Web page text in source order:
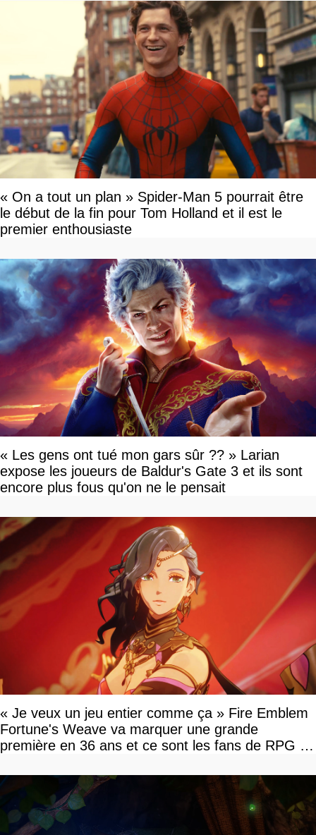
« On a tout un plan » Spider-Man 5 pourrait être
le début de la fin pour Tom Holland et il est le
premier enthousiaste
« Les gens ont tué mon gars sûr ?? » Larian
expose les joueurs de Baldur's Gate 3 et ils sont
encore plus fous qu'on ne le pensait
« Je veux un jeu entier comme ça » Fire Emblem
Fortune's Weave va marquer une grande
première en 36 ans et ce sont les fans de RPG en